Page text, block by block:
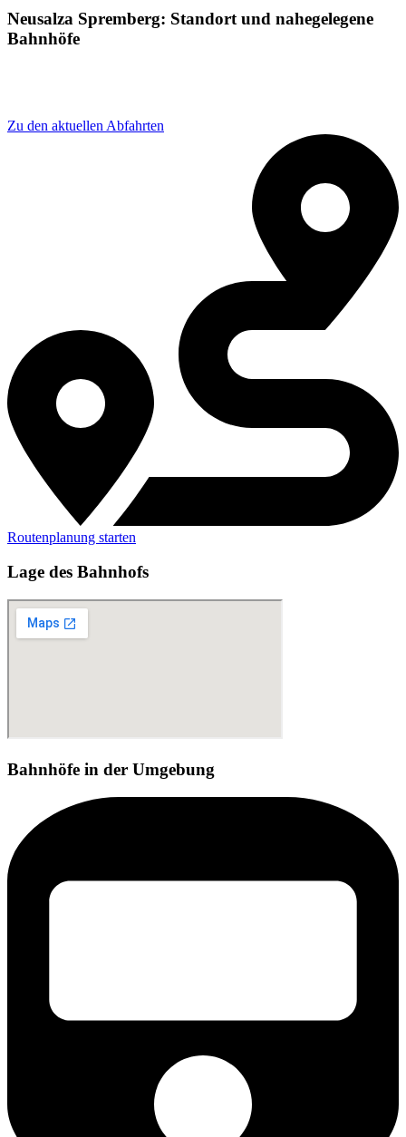
Neusalza Spremberg: Standort und nahegelegene
Bahnhöfe
Zu den aktuellen Abfahrten
Routenplanung starten
Lage des Bahnhofs
Bahnhöfe in der Umgebung